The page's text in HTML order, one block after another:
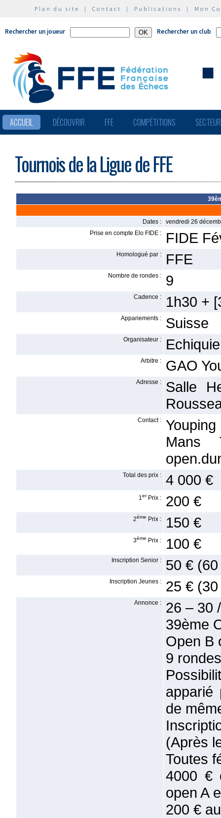
Plan du site | Contact | Publications | Mon
Rechercher un joueur Rechercher un club
ACCUEIL DÉCOUVRIR FFE COMPÉTITIONS
Tournois de la Ligue de FFE
Dates :
vendredi 26
Prise en compte Elo FIDE :
FIDE
Homologué par : FFE
Nombre de rondes : 9
Cadence : 1h30 +
Appariements : Suisse
Organisateur :
Arbitre : GAO
Adresse :
Salle
Contact :
Total des prix : 4 000 €
1er Prix : 200 €
2ème Prix : 150 €
3ème Prix : 100 €
Inscription Senior : 50 €
Inscription Jeunes : 25 €
Annonce :
26 – 30
39ème
Open B
9
apparié
de
(Après
Toutes
4000 €
open A
200 €